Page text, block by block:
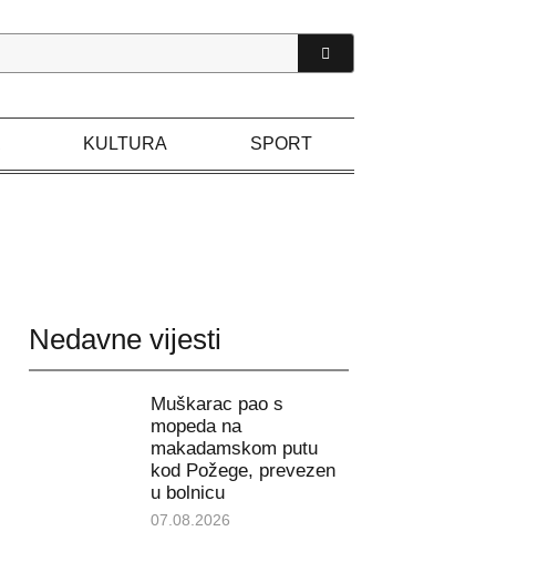
KULTURA SPORT
Nedavne vijesti
Muškarac pao s
mopeda na
makadamskom putu
kod Požege, prevezen
u bolnicu
07.08.2026